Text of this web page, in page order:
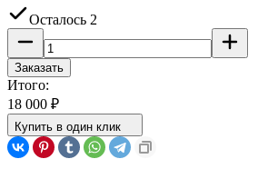
Осталось 2
Заказать
Итого:
18 000 ₽
Купить в один клик